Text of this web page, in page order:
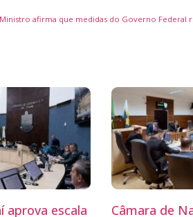
aprova escala
Câmara de